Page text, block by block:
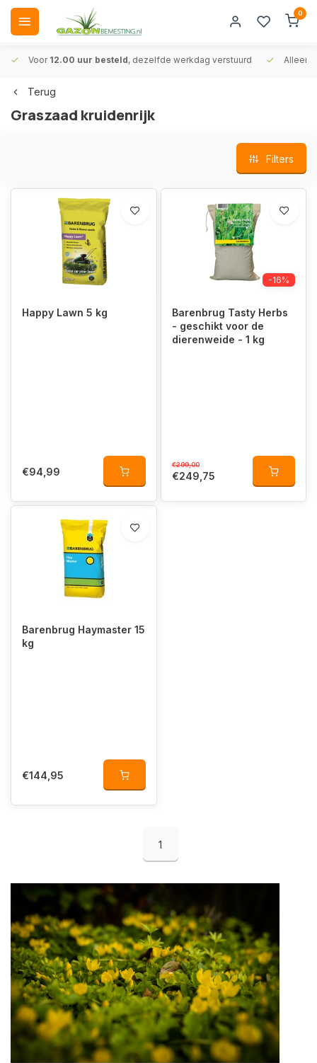
0
Voor 12.00 uur besteld, dezelfde werkdag verstuurd Alleen
Terug
Graszaad kruidenrijk
Filters
Happy Lawn 5 kg
€94,99
-16%
Barenbrug Tasty Herbs
- geschikt voor de
dierenweide - 1 kg
€299,00
€249,75
Barenbrug Haymaster 15
kg
€144,95
1